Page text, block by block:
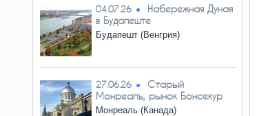
04.07.26
Набережная Дуная
в Будапеште
Будапешт (Венгрия)
27.06.26
Старый
Монреаль, рынок Бонсекур
Монреаль (Канада)